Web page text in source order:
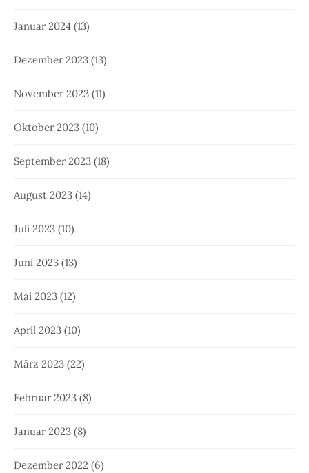
Januar 2024 (13)
Dezember 2023 (13)
November 2023 (11)
Oktober 2023 (10)
September 2023 (18)
August 2023 (14)
Juli 2023 (10)
Juni 2023 (13)
Mai 2023 (12)
April 2023 (10)
März 2023 (22)
Februar 2023 (8)
Januar 2023 (8)
Dezember 2022 (6)